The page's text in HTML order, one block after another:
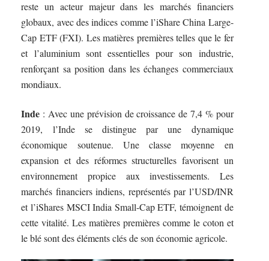
reste un acteur majeur dans les marchés financiers
globaux, avec des indices comme l’iShare China Large-
Cap ETF (FXI). Les matières premières telles que le fer
et l’aluminium sont essentielles pour son industrie,
renforçant sa position dans les échanges commerciaux
mondiaux.
Inde : Avec une prévision de croissance de 7,4 % pour
2019, l’Inde se distingue par une dynamique
économique soutenue. Une classe moyenne en
expansion et des réformes structurelles favorisent un
environnement propice aux investissements. Les
marchés financiers indiens, représentés par l’USD/INR
et l’iShares MSCI India Small-Cap ETF, témoignent de
cette vitalité. Les matières premières comme le coton et
le blé sont des éléments clés de son économie agricole.